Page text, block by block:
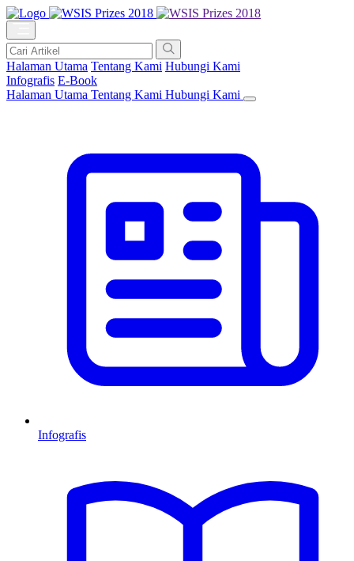
Halaman Utama Tentang Kami Hubungi Kami
Infografis E-Book
Halaman Utama Tentang Kami Hubungi Kami
Infografis